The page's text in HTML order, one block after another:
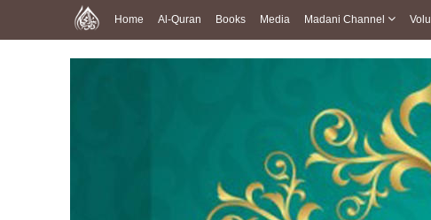
Home Al-Quran Books Media Madani Channel